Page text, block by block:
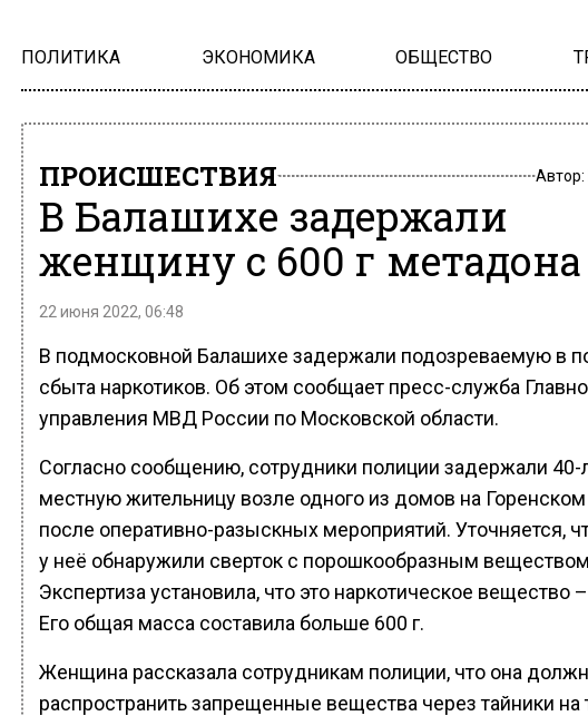
ПОЛИТИКА ЭКОНОМИКА ОБЩЕСТВО
ПРОИСШЕСТВИЯ Автор:
В Балашихе задержали
женщину с 600 г метадона
22 июня 2022, 06:48
В подмосковной Балашихе задержали подозреваемую в
сбыта наркотиков. Об этом сообщает пресс-служба
управления МВД России по Московской области.
Согласно сообщению, сотрудники полиции задержали
местную жительницу возле одного из домов на Горенском
после оперативно-разыскных мероприятий. Уточняется,
у неё обнаружили сверток с порошкообразным
Экспертиза установила, что это наркотическое вещество
Его общая масса составила больше 600 г.
Женщина рассказала сотрудникам полиции, что она
распространить запрещенные вещества через тайники на